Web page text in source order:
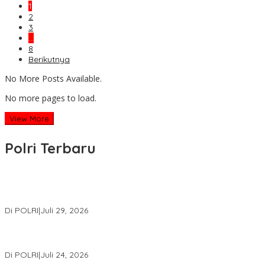
1
2
3
…
8
Berikutnya
No More Posts Available.
No more pages to load.
View More
Polri Terbaru
Di POLRI|Juli 29, 2026
Di POLRI|Juli 24, 2026